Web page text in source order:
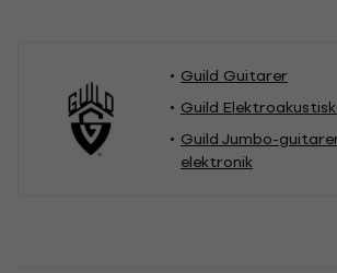
Guild Guitarer
Guild
Guild Jumbo-
elektronik